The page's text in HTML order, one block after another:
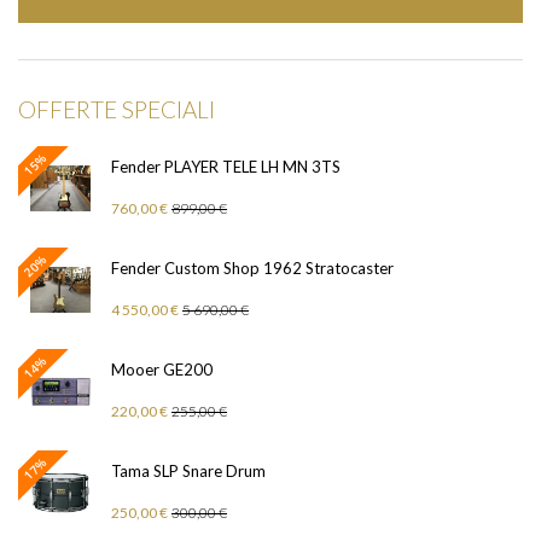
OFFERTE SPECIALI
15% Fender PLAYER TELE LH MN 3TS
760,00 € 899,00 €
20% Fender Custom Shop 1962 Stratocaster
4 550,00 € 5 690,00 €
14% Mooer GE200
220,00 € 255,00 €
17% Tama SLP Snare Drum
250,00 € 300,00 €